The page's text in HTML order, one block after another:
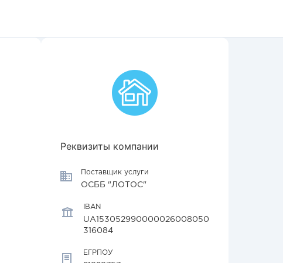
Реквизиты компании
Поставщик услуги
ОСББ "ЛОТОС"
IBAN
UA153052990000026008050
316084
ЕГРПОУ